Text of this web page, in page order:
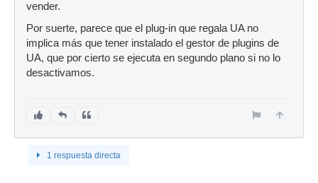
vender.
Por suerte, parece que el plug-in que regala UA no
implica más que tener instalado el gestor de plugins de
UA, que por cierto se ejecuta en segundo plano si no lo
desactivamos.
1 respuesta directa